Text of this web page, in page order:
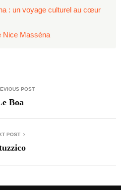
: un voyage culturel au cœur
Nice Masséna
POST
Boa
POST